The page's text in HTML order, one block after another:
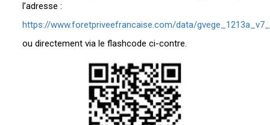
l’adresse :
https://www.foretpriveefrancaise.com/data/
ou directement via le flashcode ci-contre.